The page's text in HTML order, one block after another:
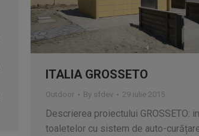
ITALIA GROSSETO
Outdoor By sfdev 29 iulie 2015
Descrierea proiectului GROSSETO:
toaletelor cu sistem de auto-